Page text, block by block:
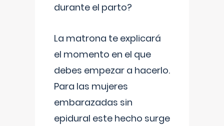
durante el parto?
La matrona te explicará
el momento en el que
debes empezar a hacerlo.
Para las mujeres
embarazadas sin
epidural este hecho surge